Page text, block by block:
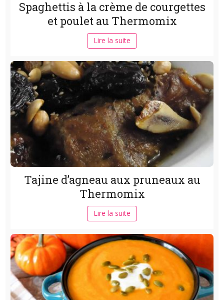
Spaghettis à la crème de courgettes
et poulet au Thermomix
Lire la suite
Tajine d’agneau aux pruneaux au
Thermomix
Lire la suite